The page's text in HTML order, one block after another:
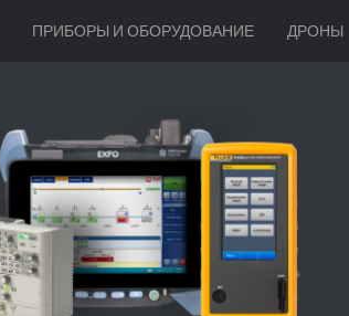
ПРИБОРЫ И ОБОРУДОВАНИЕ ДРОНЫ